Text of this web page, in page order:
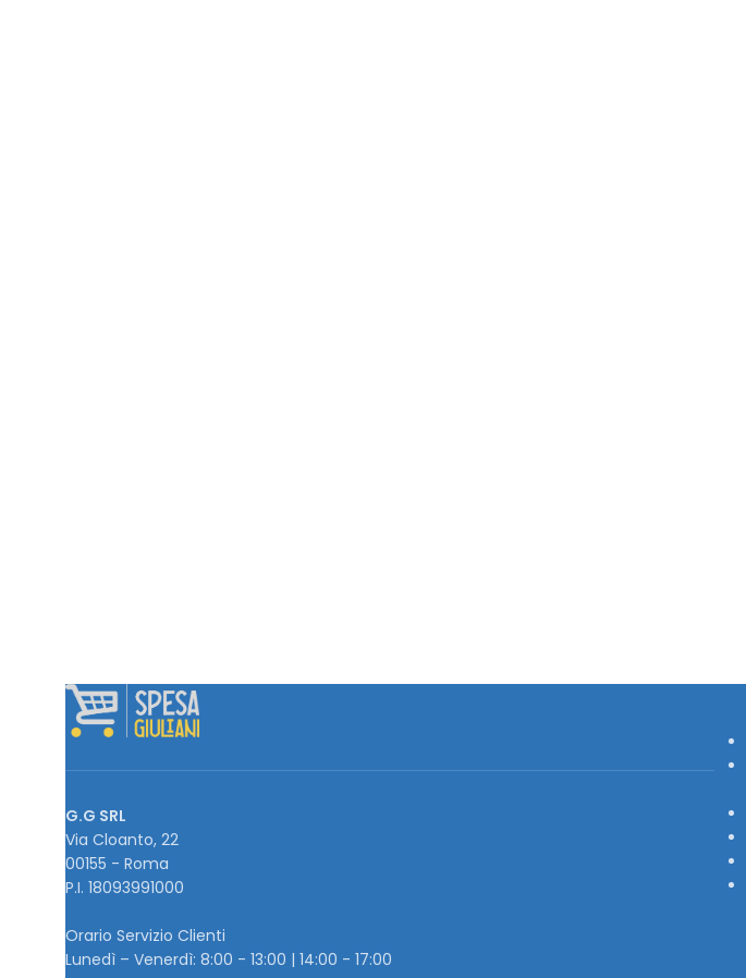
G.G SRL
Via Cloanto, 22
00155 - Roma
P.I. ‭18093991000
Orario Servizio Clienti
Lunedì – Venerdì: 8:00 - 13:00 | 14:00 - 17:00